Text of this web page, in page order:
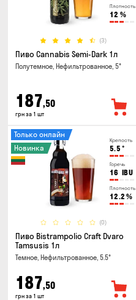
Плотность
12 %
(3)
Пиво Cannabis Semi-Dark 1л
Полутемное, Нефильтрованное, 5°
187,50
грн за 1 шт
Крепость
5.5 °
Горечь
16 IBU
Плотность
12.2 %
(0)
Только онлайн
Новинка
Пиво Bistrampolio Craft Dvaro
Tamsusis 1л
Темное, Нефильтрованное, 5.5°
187,50
грн за 1 шт